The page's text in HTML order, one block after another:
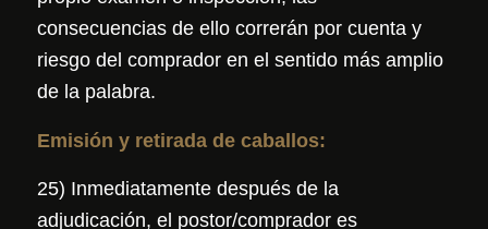
consecuencias de ello correrán por cuenta y
riesgo del comprador en el sentido más amplio
de la palabra.
Emisión y retirada de caballos:
25) Inmediatamente después de la
adjudicación, el postor/comprador es